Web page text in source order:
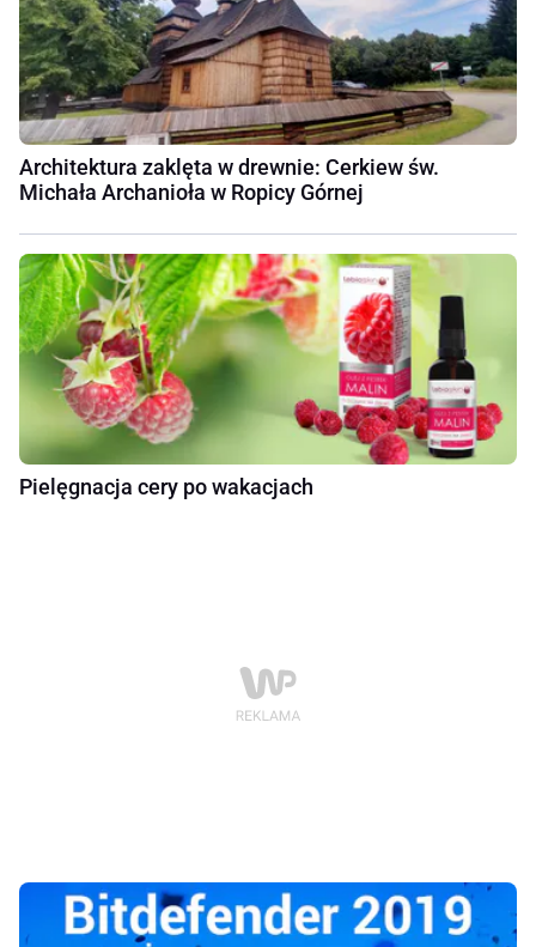
Architektura zaklęta w drewnie: Cerkiew św.
Michała Archanioła w Ropicy Górnej
Pielęgnacja cery po wakacjach